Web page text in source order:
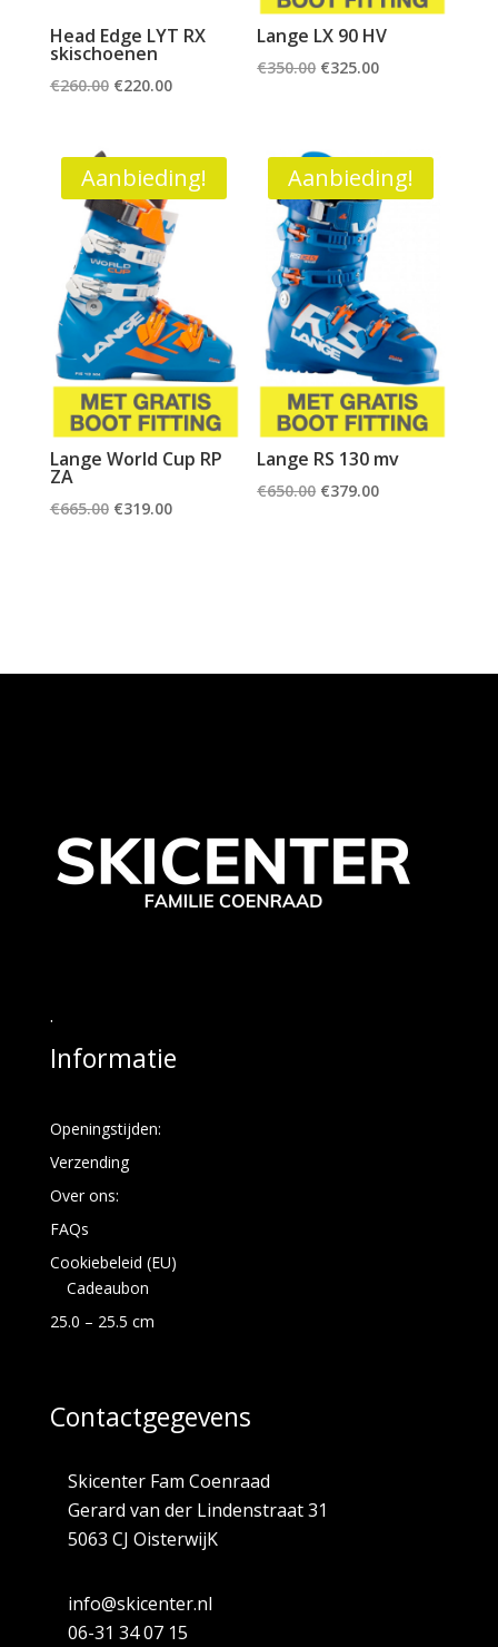
Head Edge LYT RX
skischoenen
€260.00 Oorspronkelijke
€260.00.
€220.00Huidige
€220.00.
Lange LX 90 HV
€350.00 Oorspronkelijke
€350.00.
€325.00Huidige
€325.00.
Aanbieding!
Lange World Cup RP
ZA
€665.00 Oorspronkelijke
€319.00Huidige
Aanbieding!
Lange RS 130 mv
€650.00 Oorspronkelijke
€379.00Huidige
.
Informatie
Openingstijden:
Verzending
Over ons:
FAQs
Cookiebeleid (EU)
Cadeaubon
25.0 – 25.5 cm
Contactgegevens
Skicenter Fam Coenraad
Gerard van der Lindenstraat 31
5063 CJ OisterwijK
info@skicenter.nl
06-31 34 07 15